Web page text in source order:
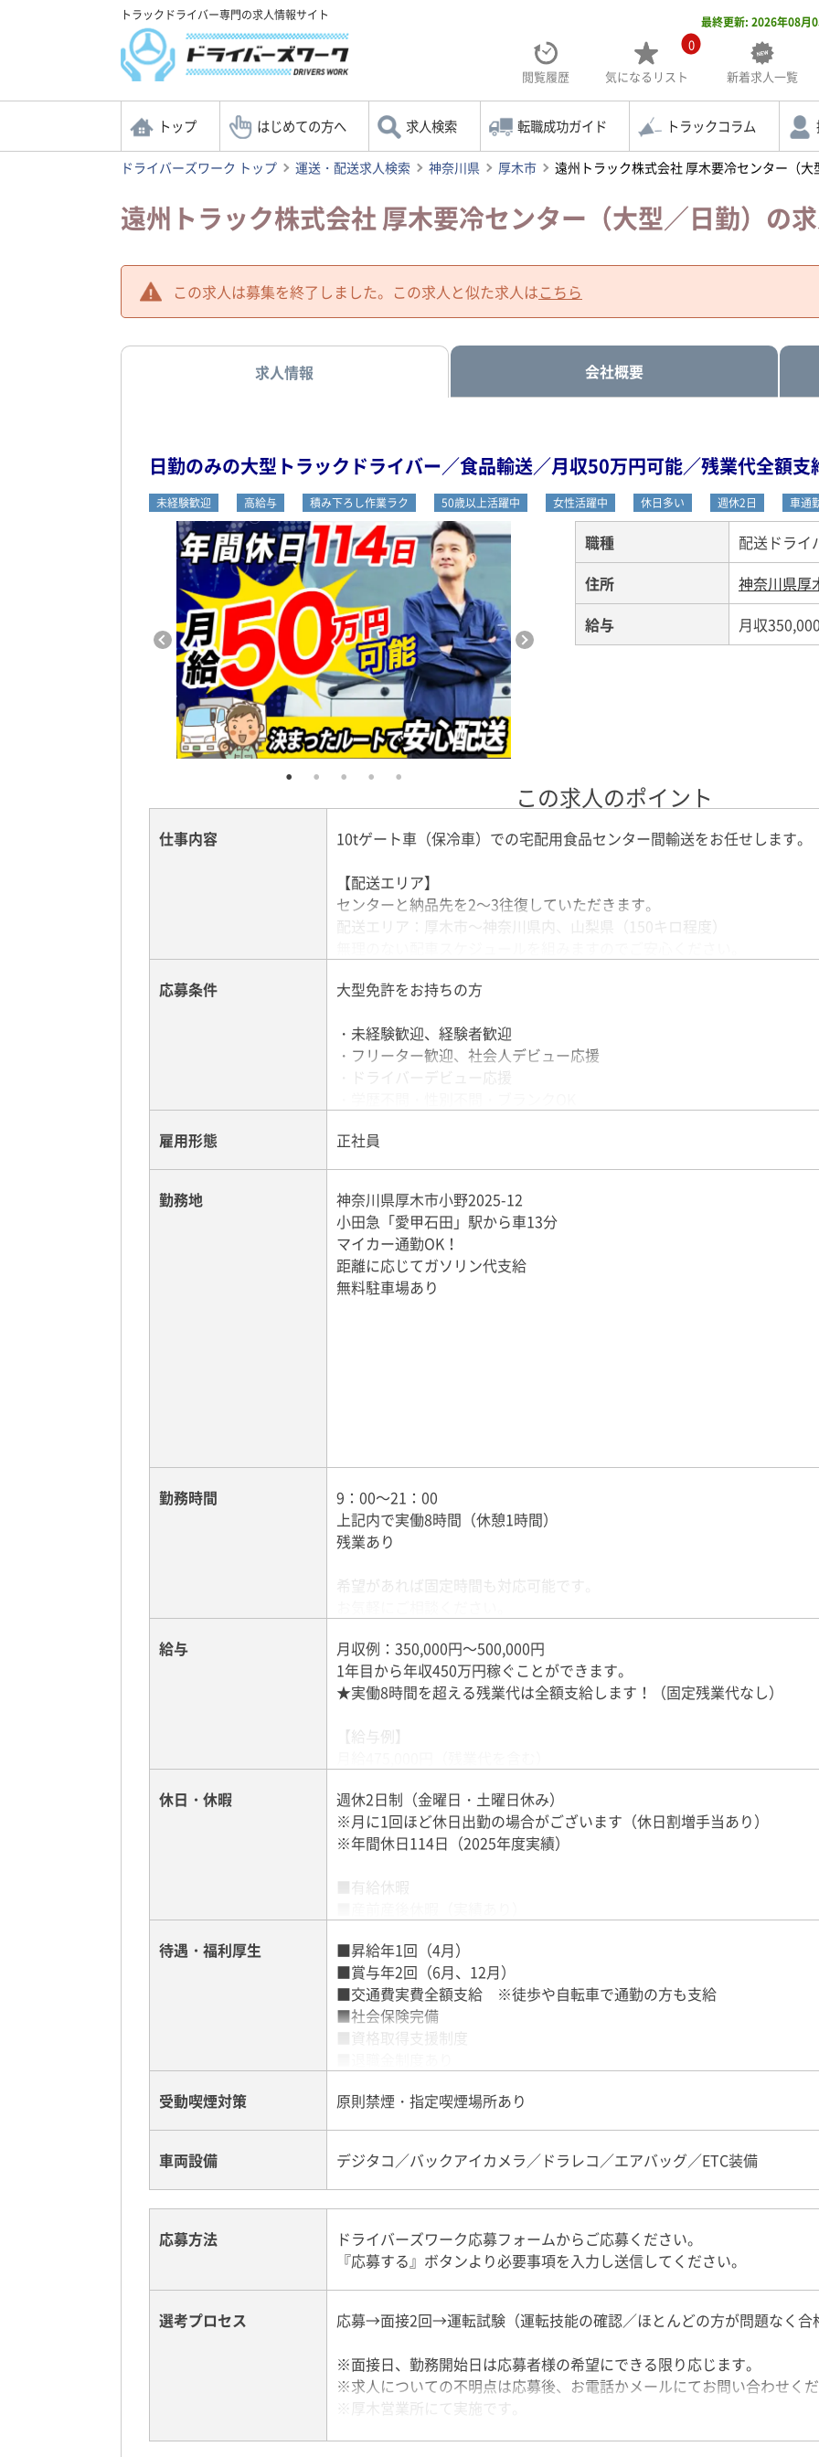
トラックドライバー専門の求人情報サイト 最終更新: 2026年08月
新着求人一覧
閲覧履歴
0
気になる リスト
トップ はじめての方へ 求人検索 転職成功ガイド トラックコラム
ドライバーズワーク トップ 運送・配送求人検索 神奈川県 厚木市 遠州トラック株式会社 厚木要冷センター（大
遠州トラック株式会社 厚木要冷センター（大型／日勤）の
この求人は募集を終了しました。 この求人と似た求人はこちら
求人情報 会社概要
日勤のみの大型トラックドライバー／食品輸送／月収50万円可能／残業代全額支
未経験歓迎 高給与 積み下ろし作業ラク 50歳以上活躍中 女性活躍中 休日多い 週休2日 車通
職種
配送ドライ
住所
神奈川県厚
給与
月収
この求人のポイント
仕事内容
10tゲート車（保冷車）での宅配用食品センター間輸送をお任せします。
【配送エリア】
センターと納品先を2～3往復していただきます。
配送エリア：厚木市～神奈川県内、山梨県（150キロ程度）
【荷物】
台車を転がしてそのまま積めるため、手積み手降ろしはほぼなし。
女性ドライバーも活躍中です！
09：10～10：00 1件目荷積
10：00～12：00 配送・荷卸
12：00～13：00 休憩
13：00～16：00 2件目配送・荷卸
16：00～17：00 移動
17：00～19：00 3件目配送・荷卸
19：00～20：30 帰庫・片付け
20：30～21：00 日報記入・終了
応募条件
大型免許をお持ちの方
・未経験歓迎、経験者歓迎
・フリーター歓迎、社会人デビュー応援
・ドライバーデビュー応援
・20代、30代、40代、50代活躍中
雇用形態 正社員
勤務地
神奈川県厚木市小野2025-12
小田急「愛甲石田」駅から車13分
マイカー通勤OK！
距離に応じてガソリン代支給
無料駐車場あり
勤務時間
9：00～21：00
上記内で実働8時間（休憩1時間）
残業あり
希望があれば固定時間も対応可能です。
給与
月収例：350,000円～500,000円
1年目から年収450万円稼ぐことができます。
★実働8時間を超える残業代は全額支給します！（固定残業代なし）
【給与例】
【手当多数】
・残業手当全額支給
・評価給制度あり！勤務姿勢などでどんどん加算されます！
・地域手当 全員に1.2万円支給！
休日・休暇
週休2日制（金曜日・土曜日休み）
※月に1回ほど休日出勤の場合がございます（休日割増手当あり）
※年間休日114日（2025年度実績）
■有給休暇
■夏季休暇（2025年度実績1週間あり）
■年始休み
待遇・福利厚生
■昇給年1回（4月）
■賞与年2回（6月、12月）
■交通費実費全額支給 ※徒歩や自転車で通勤の方も支給
■社会保険完備
■資格取得支援制度
■社員互助会「友の会」
■提携施設等割引制度（ベネフィット加入）
■定年60歳
受動喫煙対策 原則禁煙・指定喫煙場所あり
車両設備 デジタコ／バックアイカメラ／ドラレコ／エアバッグ／ETC装備
応募方法
ドライバーズワーク応募フォームからご応募ください。
『応募する』ボタンより必要事項を入力し送信してください。
選考プロセス
応募→面接2回→運転試験（運転技能の確認／ほとんどの方が問題なく
※面接日、勤務開始日は応募者様の希望にできる限り応じます。
※求人についての不明点は応募後、お電話かメールにてお問い合わせくだ
※厚木営業所にて実施です。